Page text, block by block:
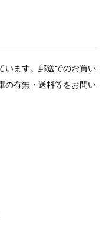
います。郵送でのお買い
の有無・送料等をお問い